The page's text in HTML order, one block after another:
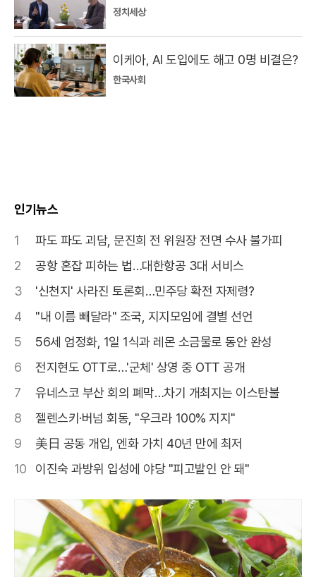
정치세상
이케아, AI 도입에도 해고 0명 비결은?
한국사회
인기뉴스
1
파도 파도 괴담, 문진희 전 위원장 전면 수사 불가피
2
공항 혼잡 피하는 법…대한항공 3대 서비스
3
'신천지' 사라진 토론회…민주당 확전 자제령?
4
"내 이름 빼달라" 조국, 지지모임에 결별 선언
5
56세 엄정화, 1일 1식과 레몬 소금물로 동안 완성
6
전지현도 OTT로…'군체' 상영 중 OTT 공개
7
유네스코 부산 회의 폐막…차기 개최지는 이스탄불
8
젤렌스키·버넘 회동, "우크라 100% 지지"
9
美日 공동 개입, 엔화 가치 40년 만에 최저
10
이진숙 과방위 입성에 야당 "피고발인 안 돼"